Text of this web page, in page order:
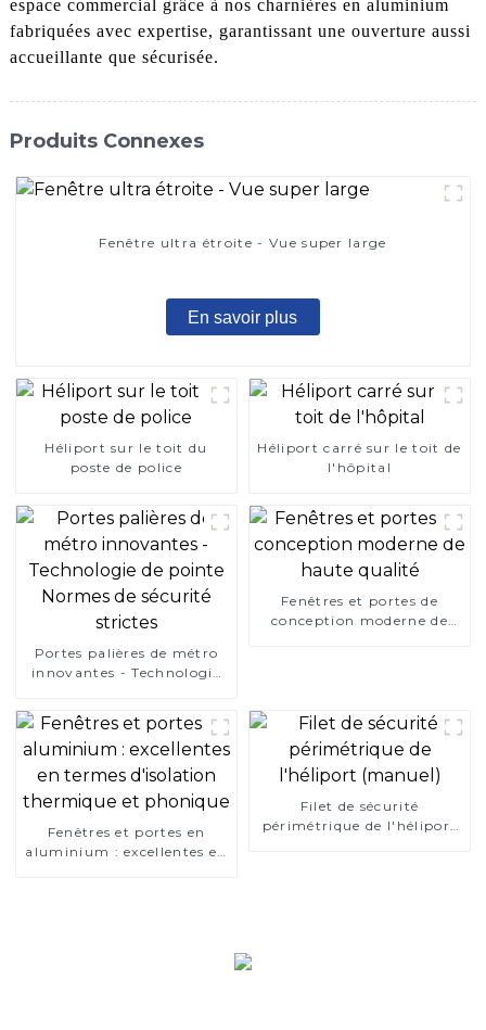
espace commercial grâce à nos charnières en aluminium
fabriquées avec expertise, garantissant une ouverture aussi
accueillante que sécurisée.
Produits Connexes
Fenêtre ultra étroite - Vue super large
En savoir plus
Héliport sur le toit du
poste de police
Héliport carré sur le toit de
l'hôpital
Portes palières de métro
innovantes - Technologie
Fenêtres et portes de
conception moderne de
Fenêtres et portes en
aluminium : excellentes en
Filet de sécurité
périmétrique de l'héliport